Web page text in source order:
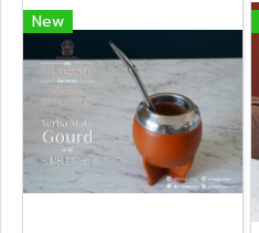
New